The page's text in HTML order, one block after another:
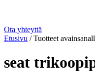
Ota yhteyttä
Etusivu / Tuotteet
seat